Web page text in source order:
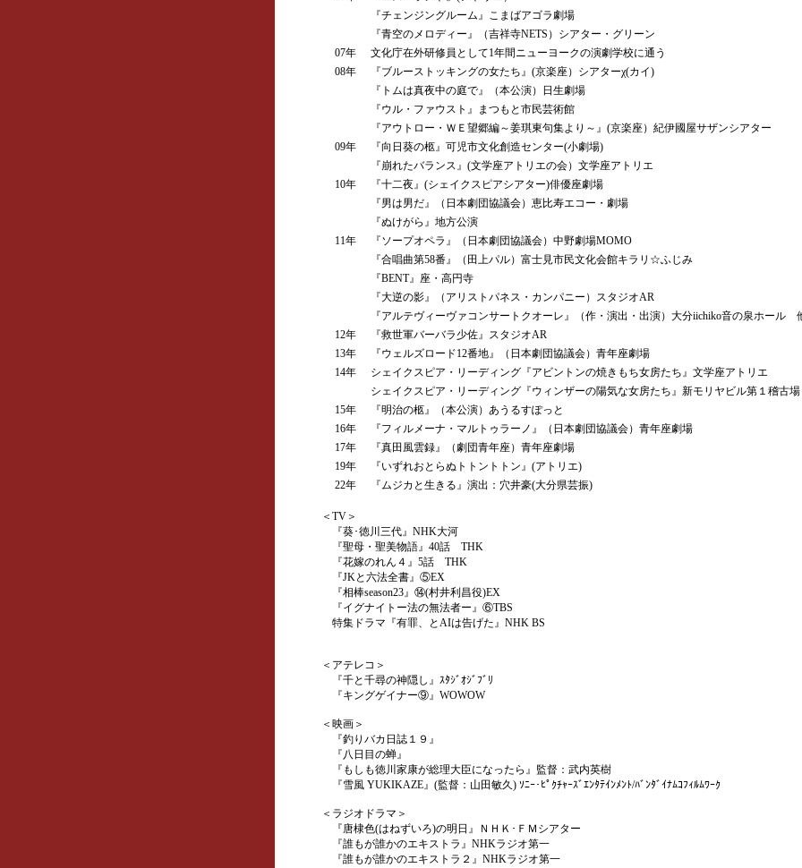
『チェンジングルーム』こまばアゴラ劇場
『青空のメロディー』（吉祥寺NETS）シアター・グリーン
07年
文化庁在外研修員として1年間ニューヨークの演劇学校に通う
08年
『ブルーストッキングの女たち』(京楽座）シアターχ(カイ)
『トムは真夜中の庭で』（本公演）日生劇場
『ウル・ファウスト』まつもと市民芸術館
『アウトロー・ＷＥ望郷編～姜琪東句集より～』(京楽座）紀伊國屋サザンシアター
09年
『向日葵の柩』可児市文化創造センター(小劇場)
『崩れたバランス』(文学座アトリエの会）文学座アトリエ
10年
『十二夜』(シェイクスピアシアター)俳優座劇場
『男は男だ』（日本劇団協議会）恵比寿エコー・劇場
『ぬけがら』地方公演
11年
『ソープオペラ』（日本劇団協議会）中野劇場MOMO
『合唱曲第58番』（田上パル）富士見市民文化会館キラリ☆ふじみ
『BENT』座・高円寺
『大逆の影』（アリストパネス・カンパニー）スタジオAR
『アルテヴィーヴァコンサートクオーレ』（作・演出・出演）大分iichiko音の泉ホール
12年
『救世軍バーバラ少佐』スタジオAR
13年
『ウェルズロード12番地』（日本劇団協議会）青年座劇場
14年
シェイクスピア・リーディング『アビントンの焼きもち女房たち』文学座アトリエ
シェイクスピア・リーディング『ウィンザーの陽気な女房たち』新モリヤビル第１稽古場
15年
『明治の柩』（本公演）あうるすぽっと
16年
『フィルメーナ・マルトゥラーノ』（日本劇団協議会）青年座劇場
17年
『真田風雲録』（劇団青年座）青年座劇場
19年
『いずれおとらぬトトントトン』(アトリエ)
22年
『ムジカと生きる』演出：穴井豪(大分県芸振)
＜TV＞
『葵･徳川三代』NHK大河
『聖母・聖美物語』40話 THK
『花嫁のれん４』5話 THK
『JKと六法全書』⑤EX
『相棒season23』⑭(村井利昌役)EX
『イグナイトー法の無法者ー』⑥TBS
特集ドラマ『有罪、とAIは告げた』NHK BS
＜アテレコ＞
『千と千尋の神隠し』ｽﾀｼﾞｵｼﾞﾌﾞﾘ
『キングゲイナー⑨』WOWOW
＜映画＞
『釣りバカ日誌１９』
『八日目の蝉』
『もしも徳川家康が総理大臣になったら』監督：武内英樹
『雪風 YUKIKAZE』(監督：山田敏久) ｿﾆｰ･ﾋﾟｸﾁｬｰｽﾞｴﾝﾀﾃｲﾝﾒﾝﾄ/ﾊﾞﾝﾀﾞｲﾅﾑｺﾌｨﾙﾑﾜｰｸ
＜ラジオドラマ＞
『唐棣色(はねずいろ)の明日』ＮＨＫ･ＦＭシアター
『誰もが誰かのエキストラ』NHKラジオ第一
『誰もが誰かのエキストラ２』NHKラジオ第一